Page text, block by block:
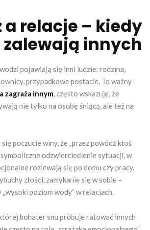
a relacje – kiedy
innych
pojawiają się inni ludzie: rodzina,
przypadkowe postacie. To ważny
zagraża innym , często wskazuje, że
nie tylko na osobę śniącą, ale też na
poczucie winy, że „przez powódź ktoś
symboliczne odzwierciedlenie sytuacji, w
rozlewają się po domu czy pracy.
złości, zamykanie się w sobie –
poziom wody” w relacjach.
bohater snu próbuje ratować innych